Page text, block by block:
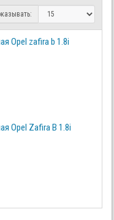
Opel zafira b 1.8i
Opel Zafira B 1.8i